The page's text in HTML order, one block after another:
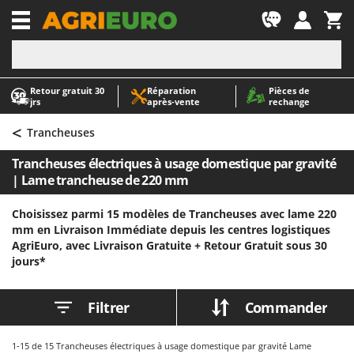
Retour gratuit 30
jrs
Réparation
après‑vente
Pièces de
rechange
-1
A
Abris de jardin
Accessoires pour tracteurs tondeuses autoportés
Aérateurs Scarificateurs pour gazon
Arracheuses de pommes de terre pour tracteur
Aspirateurs à cendres
Aspirateurs à feuilles sur roues
Atomiseurs agricoles pour tracteurs
Atomiseurs pour traitements
A
AgriEuro Premium
AgriEuro TOP-LINE
AGT
Airmec
AL-KO
Alpina
Ama
< Trancheuses
Trancheuses électriques à usage domestique par gravité
| Lame trancheuse de 220 mm
Choisissez parmi 15 modèles de Trancheuses avec lame 220
mm en Livraison Immédiate depuis les centres logistiques
AgriEuro, avec Livraison Gratuite + Retour Gratuit sous 30
jours*
Filtrer Commander
1-15 de 15 Trancheuses électriques à usage domestique par gravité Lame